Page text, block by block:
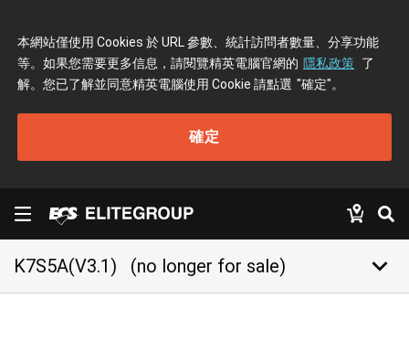
本網站僅使用 Cookies 於 URL 參數、統計訪問者數量、分享功能
等。如果您需要更多信息，請閱覽精英電腦官網的 隱私政策 了
解。您已了解並同意精英電腦使用 Cookie 請點選 "確定"。
確定
K7S5A(V3.1) (no longer for sale) keyboard_arrow_down